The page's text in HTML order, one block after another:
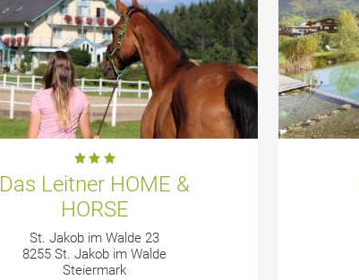
Das Leitner HOME &
HORSE
St. Jakob im Walde 23
8255 St. Jakob im Walde
Steiermark